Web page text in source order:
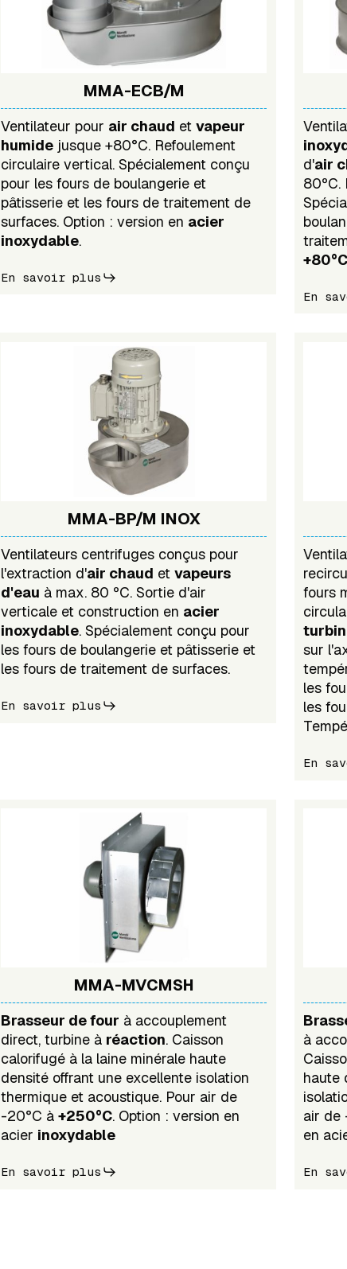
MMA-ECB/M
Ventilateur pour air chaud etvapeur
humide jusque +80°C. Refoulement
circulaire vertical. Spécialement conçu
pour les fours de boulangerie et
pâtisserie et les fours de traitement de
surfaces. Option : version en acier
inoxydable.
En savoir plus
d'air
80ºC.
+80°C
En
MMA-BP/M INOX
Ventilateurs centrifuges conçus pour
l'extraction d'air chaud etvapeurs
d'eau à max. 80 ºC. Sortie d'air
verticale et construction en acier
inoxydable. Spécialement conçu pour
les fours de boulangerie et pâtisserie et
les fours de traitement de surfaces.
En savoir plus
fours
sur
les
les
En
MMA-MVCMSH
Brasseur de four à accouplement
direct, turbine à réaction. Caisson
calorifugé à la laine minérale haute
densité offrant une excellente isolation
thermique et acoustique. Pour air de
-20°C à+250°C. Option : version en
acier inoxydable
En savoir plus
à
haute
air de
en
En